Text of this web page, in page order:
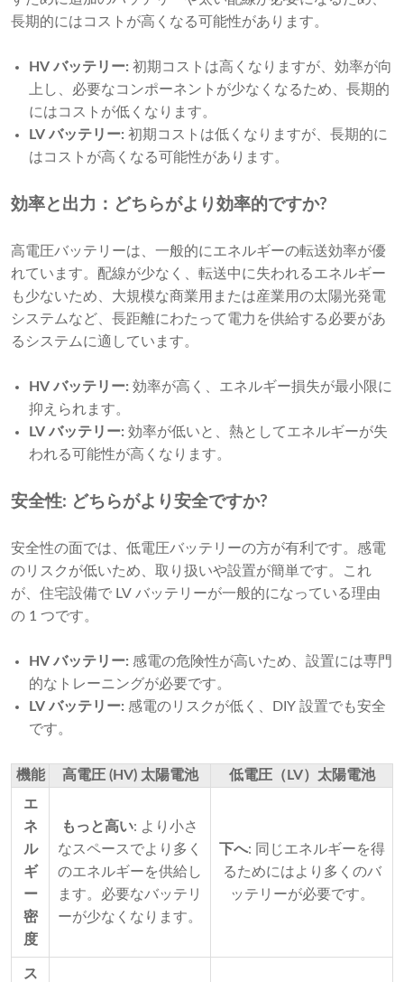
長期的にはコストが高くなる可能性があります。
HV バッテリー: 初期コストは高くなりますが、効率が向
上し、必要なコンポーネントが少なくなるため、長期的
にはコストが低くなります。
LV バッテリー: 初期コストは低くなりますが、長期的に
はコストが高くなる可能性があります。
効率と出力：どちらがより効率的ですか?
高電圧バッテリーは、一般的にエネルギーの転送効率が優
れています。配線が少なく、転送中に失われるエネルギー
も少ないため、大規模な商業用または産業用の太陽光発電
システムなど、長距離にわたって電力を供給する必要があ
るシステムに適しています。
HV バッテリー: 効率が高く、エネルギー損失が最小限に
抑えられます。
LV バッテリー: 効率が低いと、熱としてエネルギーが失
われる可能性が高くなります。
安全性: どちらがより安全ですか?
安全性の面では、低電圧バッテリーの方が有利です。感電
のリスクが低いため、取り扱いや設置が簡単です。これ
が、住宅設備で LV バッテリーが一般的になっている理由
の 1 つです。
HV バッテリー: 感電の危険性が高いため、設置には専門
的なトレーニングが必要です。
LV バッテリー: 感電のリスクが低く、DIY 設置でも安全
です。
機能 高電圧 (HV) 太陽電池
低電圧（LV）太陽電池
エ
ネ
ル
ギ
ー
密
度
もっと高い: より小さ
なスペースでより多く
のエネルギーを供給し
ます。必要なバッテリ
ーが少なくなります。
下へ: 同じエネルギーを得
るためにはより多くのバ
ッテリーが必要です。
ス